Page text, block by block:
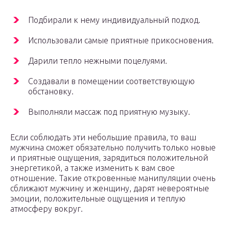
Подбирали к нему индивидуальный подход.
Использовали самые приятные прикосновения.
Дарили тепло нежными поцелуями.
Создавали в помещении соответствующую
обстановку.
Выполняли массаж под приятную музыку.
Если соблюдать эти небольшие правила, то ваш
мужчина сможет обязательно получить только новые
и приятные ощущения, зарядиться положительной
энергетикой, а также изменить к вам свое
отношение. Такие откровенные манипуляции очень
сближают мужчину и женщину, дарят невероятные
эмоции, положительные ощущения и теплую
атмосферу вокруг.